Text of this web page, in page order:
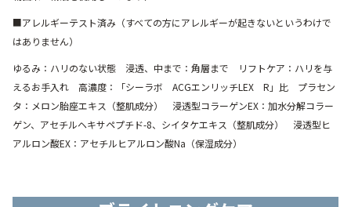
■アレルギーテスト済み（すべての方にアレルギーが起きないというわけで
はありません）
ゆるみ：ハリのない状態 浸透、中まで：角層まで リフトケア：ハリを与
えるお手入れ 高濃度：「シーラボ ACGエンリッチLEX R」比 プラセン
タ：メロン胎座エキス（整肌成分） 浸透型コラーゲンEX：加水分解コラー
ゲン、アセチルヘキサペプチド-8、シイタケエキス（整肌成分） 浸透型ヒ
アルロン酸EX：アセチルヒアルロン酸Na（保湿成分）